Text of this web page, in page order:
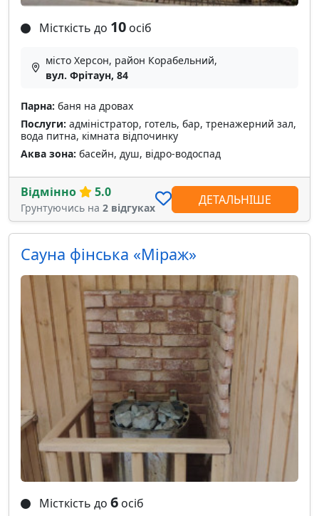
Місткість до 10 осіб
місто Херсон, район Корабельний,
вул. Фрітаун, 84
Парна: баня на дровах
Послуги: адміністратор, готель, бар, тренажерний зал,
вода питна, кімната відпочинку
Аква зона: басейн, душ, відро-водоспад
Відмінно 5.0
Грунтуючись на 2 відгуках
ДЕТАЛЬНІШЕ
Сауна фінська «Міраж»
Місткість до 6 осіб